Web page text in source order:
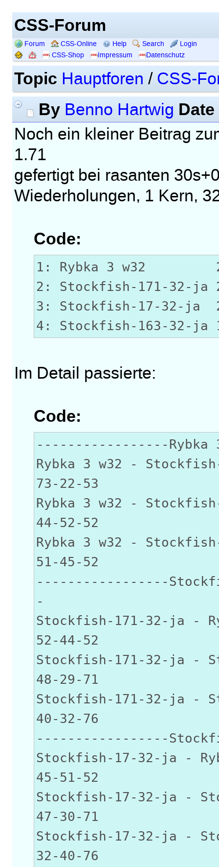
CSS-Forum
Forum CSS-Online Help Search
Login
CSS-Shop
Impressum Datenschutz
Topic Hauptforen / CSS-
By Benno Hartwig Date
Noch ein kleiner Beitrag
1.71
gefertigt bei rasanten
Wiederholungen, 1 Kern,
Code:
1: Rybka 3 w32
2: Stockfish-171-32-ja
3: Stockfish-17-32-ja
4: Stockfish-163-32-ja
Im Detail passierte:
Code:
-----------------Rybka
Rybka 3 w32 -
73-22-53
Rybka 3 w32 -
44-52-52
Rybka 3 w32 -
51-45-52
-----------------
-
Stockfish-171-32-ja
52-44-52
Stockfish-171-32-ja -
48-29-71
Stockfish-171-32-ja -
40-32-76
-----------------
Stockfish-17-32-ja
45-51-52
Stockfish-17-32-ja -
47-30-71
Stockfish-17-32-ja -
32-40-76